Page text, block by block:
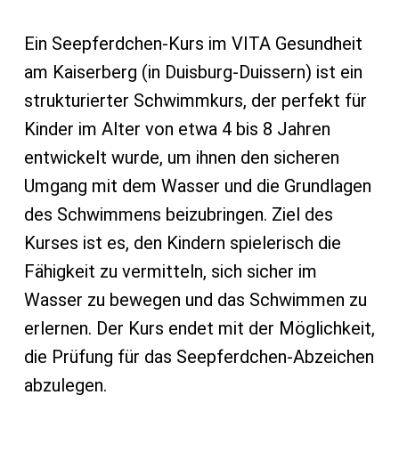
Ein Seepferdchen-Kurs im VITA Gesundheit
am Kaiserberg (in Duisburg-Duissern) ist ein
strukturierter Schwimmkurs, der perfekt für
Kinder im Alter von etwa 4 bis 8 Jahren
entwickelt wurde, um ihnen den sicheren
Umgang mit dem Wasser und die Grundlagen
des Schwimmens beizubringen. Ziel des
Kurses ist es, den Kindern spielerisch die
Fähigkeit zu vermitteln, sich sicher im
Wasser zu bewegen und das Schwimmen zu
erlernen. Der Kurs endet mit der Möglichkeit,
die Prüfung für das Seepferdchen-Abzeichen
abzulegen.